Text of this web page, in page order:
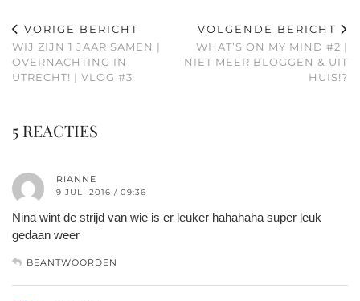
VORIGE BERICHT
WIJ ZIJN 1 JAAR SAMEN |
OVERNACHTING IN
UTRECHT! | VLOG #3
VOLGENDE BERICHT
WHAT’S ON MY MIND #2 |
NIET MEER BLOGGEN & UIT
HUIS!?
5 REACTIES
RIANNE
9 JULI 2016 / 09:36
Nina wint de strijd van wie is er leuker hahahaha super leuk
gedaan weer
BEANTWOORDEN